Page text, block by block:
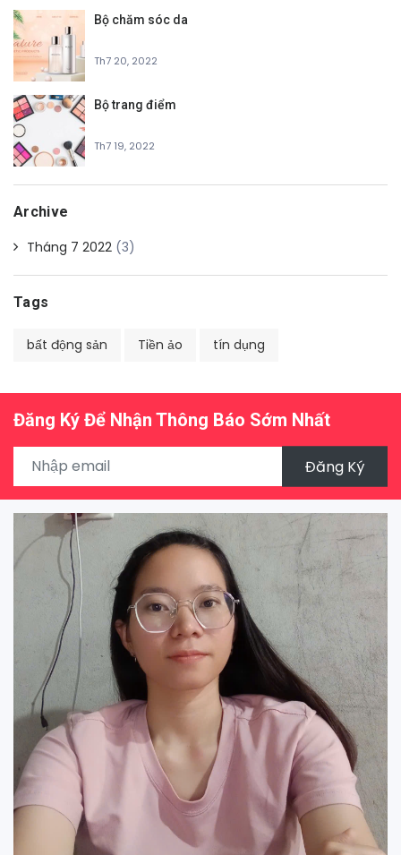
Bộ chăm sóc da
Th7 20, 2022
Bộ trang điểm
Th7 19, 2022
Archive
Tháng 7 2022 (3)
Tags
bất động sản Tiền ảo tín dụng
Đăng Ký Để Nhận Thông Báo Sớm Nhất
Đăng Ký